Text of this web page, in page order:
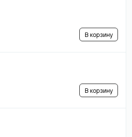
В корзину
В корзину